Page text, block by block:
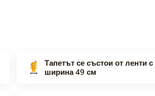
Тапетът се състои от ленти с
ширина 49 см